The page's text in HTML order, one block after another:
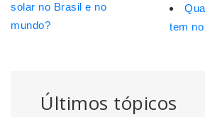
Últimos tópicos
solar no Brasil e no
mundo?
tem